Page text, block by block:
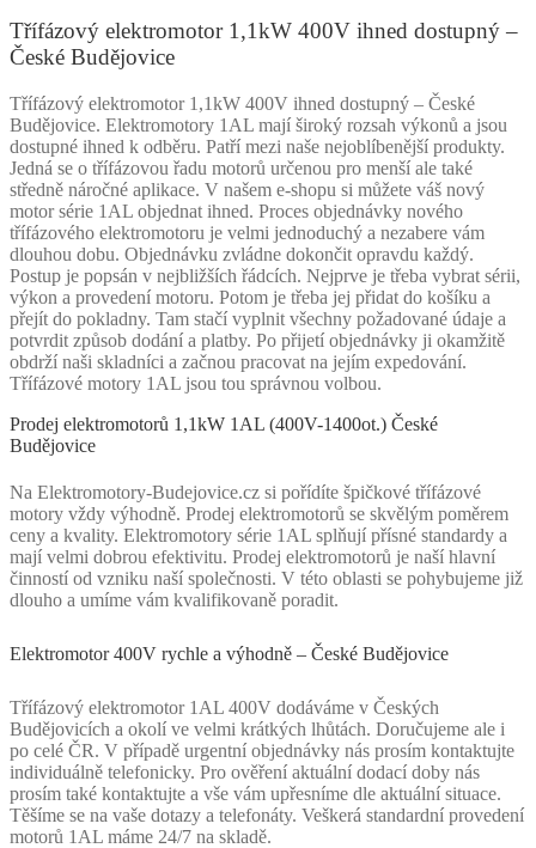
Třífázový elektromotor 1,1kW 400V ihned dostupný –
České Budějovice
Třífázový elektromotor 1,1kW 400V ihned dostupný – České
Budějovice. Elektromotory 1AL mají široký rozsah výkonů a jsou
dostupné ihned k odběru. Patří mezi naše nejoblíbenější produkty.
Jedná se o třífázovou řadu motorů určenou pro menší ale také
středně náročné aplikace. V našem e-shopu si můžete váš nový
motor série 1AL objednat ihned. Proces objednávky nového
třífázového elektromotoru je velmi jednoduchý a nezabere vám
dlouhou dobu. Objednávku zvládne dokončit opravdu každý.
Postup je popsán v nejbližších řádcích. Nejprve je třeba vybrat sérii,
výkon a provedení motoru. Potom je třeba jej přidat do košíku a
přejít do pokladny. Tam stačí vyplnit všechny požadované údaje a
potvrdit způsob dodání a platby. Po přijetí objednávky ji okamžitě
obdrží naši skladníci a začnou pracovat na jejím expedování.
Třífázové motory 1AL jsou tou správnou volbou.
Prodej elektromotorů 1,1kW 1AL (400V-1400ot.) České
Budějovice
Na Elektromotory-Budejovice.cz si pořídíte špičkové třífázové
motory vždy výhodně. Prodej elektromotorů se skvělým poměrem
ceny a kvality. Elektromotory série 1AL splňují přísné standardy a
mají velmi dobrou efektivitu. Prodej elektromotorů je naší hlavní
činností od vzniku naší společnosti. V této oblasti se pohybujeme již
dlouho a umíme vám kvalifikovaně poradit.
Elektromotor 400V rychle a výhodně – České Budějovice
Třífázový elektromotor 1AL 400V dodáváme v Českých
Budějovicích a okolí ve velmi krátkých lhůtách. Doručujeme ale i
po celé ČR. V případě urgentní objednávky nás prosím kontaktujte
individuálně telefonicky. Pro ověření aktuální dodací doby nás
prosím také kontaktujte a vše vám upřesníme dle aktuální situace.
Těšíme se na vaše dotazy a telefonáty. Veškerá standardní provedení
motorů 1AL máme 24/7 na skladě.